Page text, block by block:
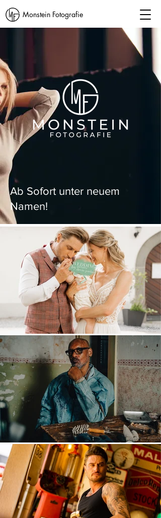
Monstein Fotografie
Ab Sofort unter neuem
Namen!